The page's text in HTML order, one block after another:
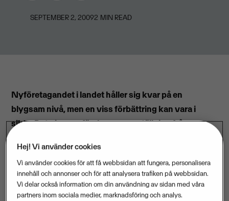
SEPTEMBER 2, 20092 MIN READ
Nyföretagandet i landet håller sig kvar på en
blygsam nivå, men en viss förbättring kan vara i
sikte. Det visar en färsk sammanställning från
Under augusti månad minskade visserligen
nyregistreringarna hos Bolagsverket med 14,3 procent
jämfört med samma månad i fjol. Men det är betydligt
Hej! Vi använder cookies
Vi använder cookies för att få webbsidan att fungera, personalisera
innehåll och annonser och för att analysera trafiken på webbsidan.
Vi delar också information om din användning av sidan med våra
partners inom sociala medier, marknadsföring och analys.